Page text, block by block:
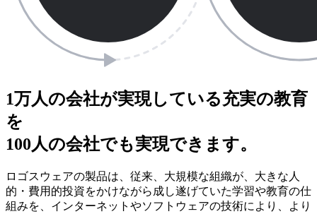
1万人の会社が実現している充実の教育
を
100人の会社でも実現できます。
ロゴスウェアの製品は、従来、大規模な組織が、大きな人
的・費用的投資をかけながら成し遂げていた学習や教育の仕
組みを、インターネットやソフトウェアの技術により、より